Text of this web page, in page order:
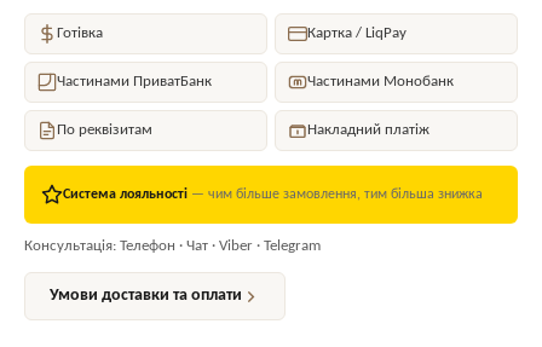
Готівка Картка / LiqPay
Частинами ПриватБанк Частинами Монобанк
По реквізитам Накладний платіж
Система лояльності — чим більше замовлення, тим більша знижка
Консультація: Телефон · Чат · Viber · Telegram
Умови доставки та оплати